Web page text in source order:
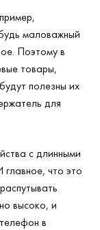
маловажный
Поэтому в
товары,
полезны их
для
с длинными
что это
высоко, и
в